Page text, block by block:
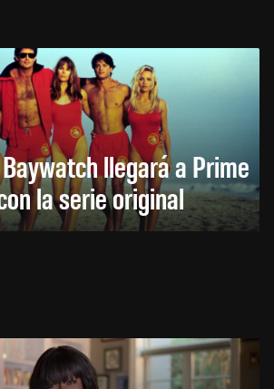
llegará a Prime
la serie original